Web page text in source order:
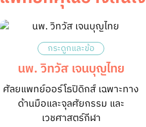
กระดูกและข้อ
นพ. วิทวัส เจนบุญไทย
ศัลยแพทย์ออร์โธปิดิกส์ เฉพาะทาง
ด้านมือและจุลศัยกรรม และ
เวชศาสตร์กีฬา